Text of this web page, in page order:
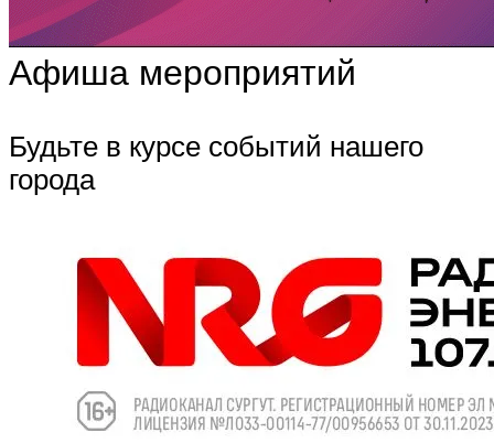
Афиша мероприятий
Будьте в курсе событий нашего
города